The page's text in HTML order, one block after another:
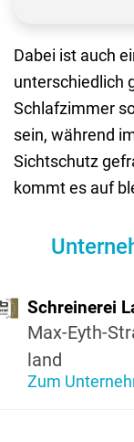
Dabei ist auch
unterschiedlich
Schlafzimmer
sein, während
Sichtschutz
kommt es auf
Schrei­nerei
Max-Eyth-
land
Zum